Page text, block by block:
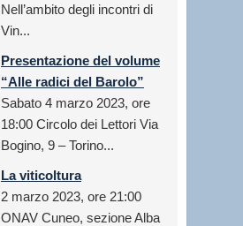
Nell’ambito degli incontri di
Vin...
Presentazione del volume
“Alle radici del Barolo”
Sabato 4 marzo 2023, ore
18:00 Circolo dei Lettori Via
Bogino, 9 – Torino...
La viticoltura
2 marzo 2023, ore 21:00
ONAV Cuneo, sezione Alba